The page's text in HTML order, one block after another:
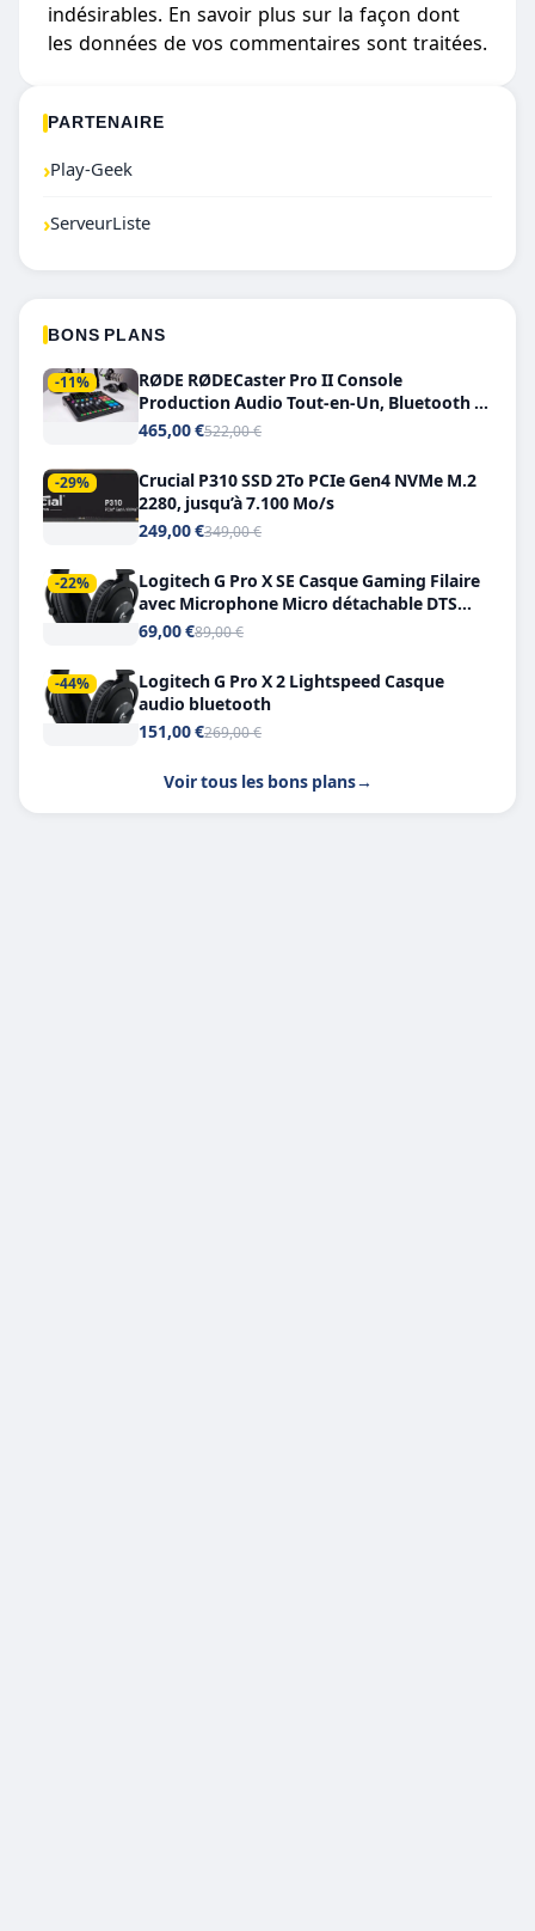
indésirables. En savoir plus sur la façon dont
les données de vos commentaires sont traitées.
PARTENAIRE
›Play-Geek
›ServeurListe
BONS PLANS
-11%
RØDE RØDECaster Pro II Console
Production Audio Tout-en-Un, Bluetooth et
Double USB-C
465,00 €522,00 €
-29%
Crucial P310 SSD 2To PCIe Gen4 NVMe M.2
2280, jusqu’à 7.100 Mo/s
249,00 €349,00 €
-22%
Logitech G Pro X SE Casque Gaming Filaire
avec Microphone Micro détachable DTS
Headphone X 7.1
69,00 €89,00 €
-44%
Logitech G Pro X 2 Lightspeed Casque
audio bluetooth
151,00 €269,00 €
Voir tous les bons plans→